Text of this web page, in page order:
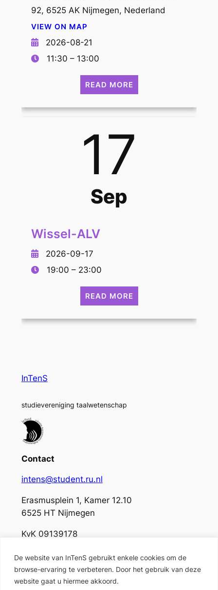
De website van InTenS gebruikt enkele cookies om de
browse-ervaring te verbeteren. Door het gebruik van deze
website gaat u hiermee akkoord.
92, 6525 AK Nijmegen, Nederland
VIEW ON MAP
2026-08-21
11:30 – 13:00
READ MORE
17
Sep
Wissel-ALV
2026-09-17
19:00 – 23:00
READ MORE
InTenS
studievereniging taalwetenschap
Contact
intens@student.ru.nl
Erasmusplein 1, Kamer 12.10
6525 HT Nijmegen
KvK 09139178
Socials